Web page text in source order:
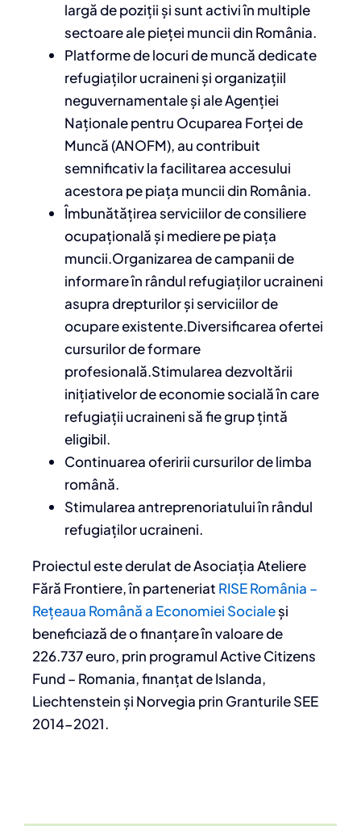
largă de poziții și sunt activi în multiple
sectoare ale pieței muncii din România.
Platforme de locuri de muncă dedicate
refugiaților ucraineni și organizațiil
neguvernamentale și ale Agenției
Naționale pentru Ocuparea Forței de
Muncă (ANOFM), au contribuit
semnificativ la facilitarea accesului
acestora pe piața muncii din România.
Îmbunătățirea serviciilor de consiliere
ocupațională și mediere pe piața
muncii.Organizarea de campanii de
informare în rândul refugiaților ucraineni
asupra drepturilor și serviciilor de
ocupare existente.Diversificarea ofertei
cursurilor de formare
profesională.Stimularea dezvoltării
inițiativelor de economie socială în care
refugiații ucraineni să fie grup țintă
eligibil.
Continuarea oferirii cursurilor de limba
română.
Stimularea antreprenoriatului în rândul
refugiaților ucraineni.
Proiectul este derulat de Asociația Ateliere
Fără Frontiere, în parteneriat RISE România –
Rețeaua Română a Economiei Socialeși
beneficiază de o finanțare în valoare de
226.737 euro, prin programul Active Citizens
Fund – Romania, finanțat de Islanda,
Liechtenstein și Norvegia prin Granturile SEE
2014-2021.